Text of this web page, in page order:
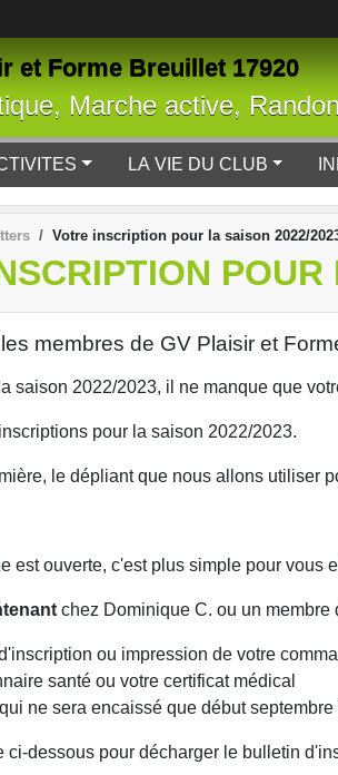
et Forme Breuillet 17920
Marche active,
LA VIE DU CLUB
Votre inscription pour la saison 2022/
membres de GV Plaisir et
saison 2022/2023, il ne manque que
pour la saison 2022/2023.
le dépliant que nous allons utiliser
est ouverte, c'est plus simple pour vous
chez Dominique C. ou un membre
ou impression de votre
santé ou votre certificat médical
ne sera encaissé que début septembre
ci-dessous pour décharger le bulletin
cookies